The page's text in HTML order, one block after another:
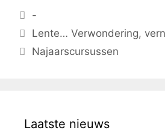
-
Lente… Verwondering,
Najaarscursussen
Laatste nieuws